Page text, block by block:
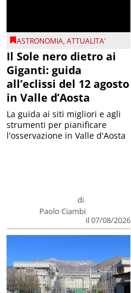
ASTRONOMIA,ATTUALITA'
Il Sole nero dietro ai
Giganti: guida
all’eclissi del 12 agosto
in Valle d’Aosta
di
Paolo Ciambi
il 07/08/2026
La guida ai siti migliori e agli
strumenti per pianificare
l'osservazione in Valle d'Aosta